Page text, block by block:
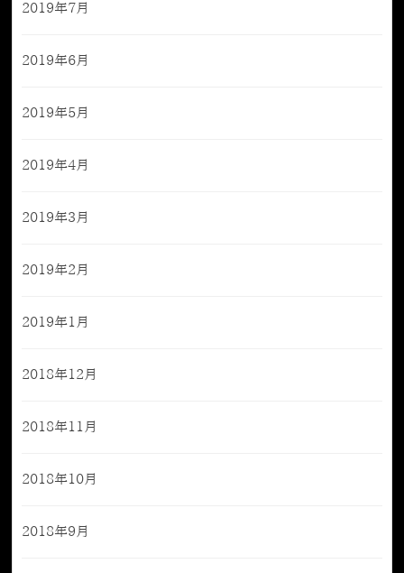
2019年7月
2019年6月
2019年5月
2019年4月
2019年3月
2019年2月
2019年1月
2018年12月
2018年11月
2018年10月
2018年9月